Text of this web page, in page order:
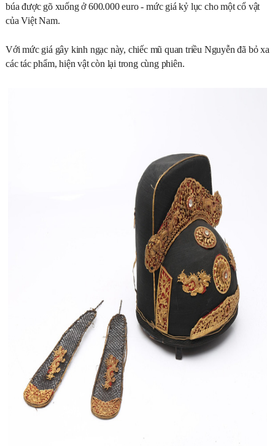
búa được gõ xuống ở 600.000 euro - mức giá kỷ lục cho một cổ vật
của Việt Nam.
Với mức giá gây kinh ngạc này, chiếc mũ quan triều Nguyễn đã bỏ xa
các tác phẩm, hiện vật còn lại trong cùng phiên.